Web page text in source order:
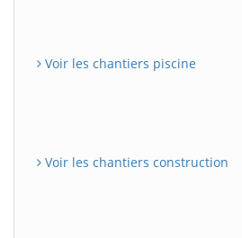
Voir les chantiers piscine
Voir les chantiers construction